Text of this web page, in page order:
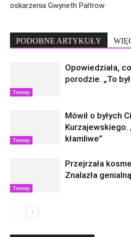
oskarżenia Gwyneth Paltrow
PODOBNE ARTYKUŁY
Trendy
Opowiedziała,
porodzie. „To
Trendy
Mówił o byłych
Kurzajewskiego.
kłamliwe”
Trendy
Przejrzała
Znalazła